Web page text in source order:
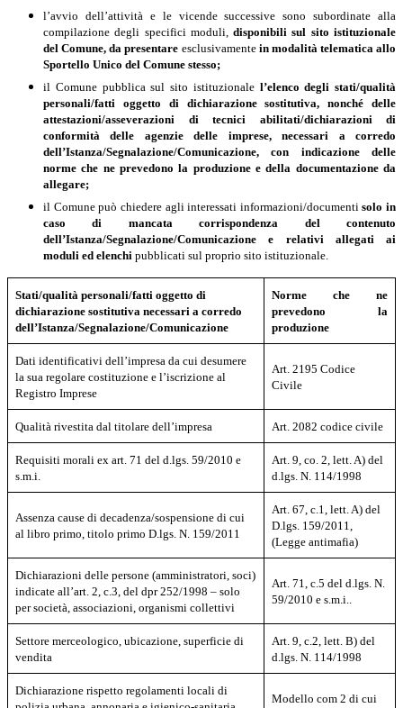
l’avvio dell’attività e le vicende successive sono subordinate alla
compilazione degli specifici moduli,disponibili sul sito istituzionale
del Comune, da presentare esclusivamente in modalità telematica allo
Sportello Unico del Comune stesso;
il Comune pubblica sul sito istituzionale l’elenco degli stati/qualità
personali/fatti oggetto di dichiarazione sostitutiva, nonché delle
attestazioni/asseverazioni di tecnici abilitati/dichiarazioni di
conformità delle agenzie delle imprese, necessari a corredo
dell’Istanza/Segnalazione/Comunicazione, con indicazione delle
norme che ne prevedono la produzione e della documentazione da
allegare;
il Comune può chiedere agli interessati informazioni/documentisolo in
caso di mancata corrispondenza del contenuto
dell’Istanza/Segnalazione/Comunicazione e relativi allegati ai
moduli ed elenchi pubblicati sul proprio sito istituzionale.
Stati/qualità personali/fatti oggetto di
dichiarazione sostitutiva necessari a corredo
dell’Istanza/Segnalazione/Comunicazione
Norme che ne
prevedono la
produzione
Dati identificativi dell’impresa da cui desumere
la sua regolare costituzione e l’iscrizione al
Registro Imprese
Art. 2195 Codice
Civile
Qualità rivestita dal titolare dell’impresa Art. 2082 codice civile
Requisiti morali ex art. 71 del d.lgs. 59/2010 e
s.m.i.
Art. 9, co. 2, lett. A) del
d.lgs. N. 114/1998
Assenza cause di decadenza/sospensione di cui
al libro primo, titolo primo D.lgs. N. 159/2011
Art. 67, c.1, lett. A) del
D.lgs. 159/2011,
(Legge antimafia)
Dichiarazioni delle persone (amministratori, soci)
indicate all’art. 2, c.3, del dpr 252/1998 – solo
per società, associazioni, organismi collettivi
Art. 71, c.5 del d.lgs. N.
59/2010 e s.m.i..
Settore merceologico, ubicazione, superficie di
vendita
Art. 9, c.2, lett. B) del
d.lgs. N. 114/1998
Dichiarazione rispetto regolamenti locali di
Modello com 2 di cui